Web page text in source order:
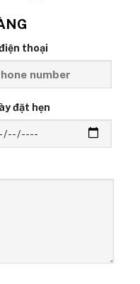
thoại
đặt hẹn